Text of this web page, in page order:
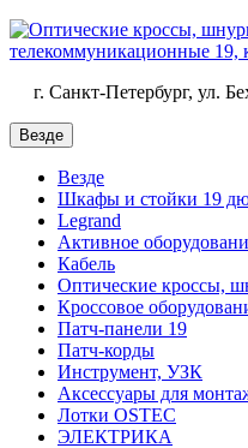
г. Санкт-Петербург, ул.
Везде
Везде
Шкафы и стойки 19
Legrand
Активное
Кабель
Оптические кроссы,
Кроссовое
Патч-панели 19
Патч-корды
Инструмент, УЗК
Аксессуары для
Лотки OSTEC
ЭЛЕКТРИКА